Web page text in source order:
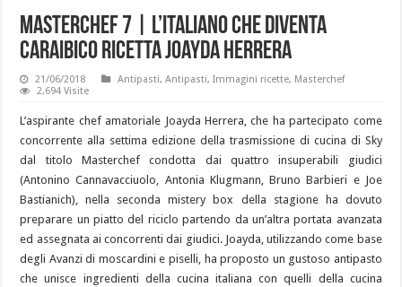
Masterchef 7 | L’italiano che diventa
caraibico ricetta Joayda Herrera
21/06/2018 Antipasti,Antipasti,Immagini ricette, Masterchef
2,694 Visite
L’aspirante chef amatoriale Joayda Herrera, che ha partecipato come
concorrente alla settima edizione della trasmissione di cucina di Sky
dal titolo Masterchef condotta dai quattro insuperabili giudici
(Antonino Cannavacciuolo, Antonia Klugmann, Bruno Barbieri e Joe
Bastianich), nella seconda mistery box della stagione ha dovuto
preparare un piatto del riciclo partendo da un’altra portata avanzata
ed assegnata ai concorrenti dai giudici. Joayda, utilizzando come base
degli Avanzi di moscardini e piselli, ha proposto un gustoso antipasto
che unisce ingredienti della cucina italiana con quelli della cucina